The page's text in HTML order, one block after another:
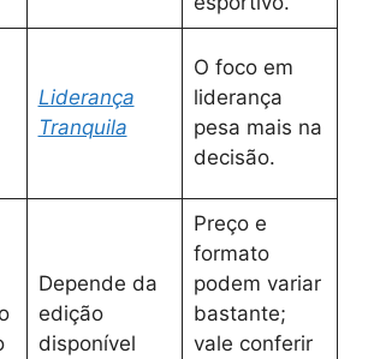
Liderança
Tranquila
O foco em
liderança
pesa mais na
decisão.
Depende da
edição
disponível
Preço e
formato
podem variar
bastante;
vale conferir